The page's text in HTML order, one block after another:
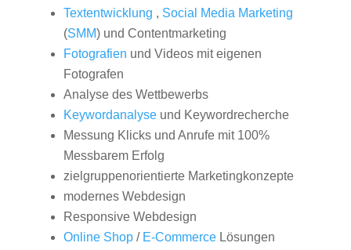
Textentwicklung , Social Media Marketing
(SMM) und Contentmarketing
Fotografien und Videos mit eigenen
Fotografen
Analyse des Wettbewerbs
Keywordanalyseund Keywordrecherche
Messung Klicks und Anrufe mit 100%
Messbarem Erfolg
zielgruppenorientierte Marketingkonzepte
modernes Webdesign
Responsive Webdesign
Online Shop/ E-CommerceLösungen